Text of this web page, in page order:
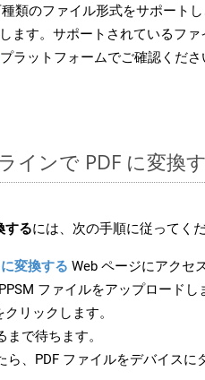
類のファイル形式をサポート
ます。サポートされているファ
プラットフォームでご確認くださ
インで PDF に変換
するには、次の手順に従ってく
変換する Web ページにアクセ
ファイルをアップロードし
リックします。
で待ちます。
ら、PDF ファイルをデバイスに